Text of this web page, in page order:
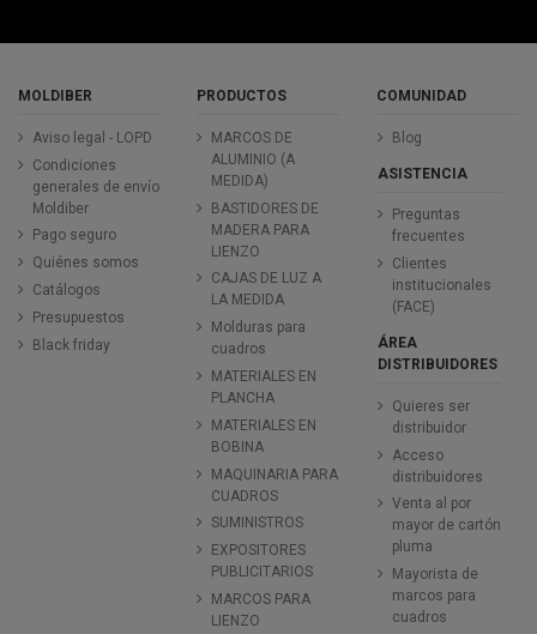
MOLDIBER
Aviso legal - LOPD
Condiciones
generales de envío
Moldiber
Pago seguro
Quiénes somos
Catálogos
Presupuestos
Black friday
PRODUCTOS
MARCOS DE
ALUMINIO (A
MEDIDA)
BASTIDORES DE
MADERA PARA
LIENZO
CAJAS DE LUZ A
LA MEDIDA
Molduras para
cuadros
MATERIALES EN
PLANCHA
MATERIALES EN
BOBINA
MAQUINARIA PARA
CUADROS
SUMINISTROS
EXPOSITORES
PUBLICITARIOS
MARCOS PARA
LIENZO
COMUNIDAD
Blog
ASISTENCIA
Preguntas
frecuentes
Clientes
institucionales
(FACE)
ÁREA
DISTRIBUIDORES
Quieres ser
distribuidor
Acceso
distribuidores
Venta al por
mayor de cartón
pluma
Mayorista de
marcos para
cuadros